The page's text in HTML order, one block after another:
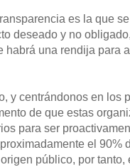
es la que
deseado y no
habrá una rendija para
y centrándonos en los
de que estas
para ser
el 90%
público, por